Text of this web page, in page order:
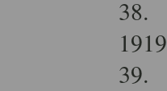
38.
39.